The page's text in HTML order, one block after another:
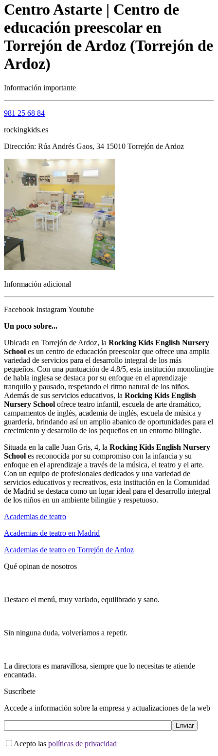
Centro Astarte | Centro de
educación preescolar en
Torrejón de Ardoz (Torrejón de
Ardoz)
Información importante
981 25 68 84
rockingkids.es
Dirección: Rúa Andrés Gaos, 34 15010 Torrejón de Ardoz
Información adicional
Facebook Instagram Youtube
Un poco sobre...
Ubicada en Torrejón de Ardoz, la Rocking Kids English Nursery
School es un centro de educación preescolar que ofrece una amplia
variedad de servicios para el desarrollo integral de los más
pequeños. Con una puntuación de 4.8/5, esta institución monolingüe
de habla inglesa se destaca por su enfoque en el aprendizaje
tranquilo y pausado, respetando el ritmo natural de los niños.
Además de sus servicios educativos, la Rocking Kids English
Nursery School ofrece teatro infantil, escuela de arte dramático,
campamentos de inglés, academia de inglés, escuela de música y
guardería, brindando así un amplio abanico de oportunidades para el
crecimiento y desarrollo de los pequeños en un entorno bilingüe.
Situada en la calle Juan Gris, 4, la Rocking Kids English Nursery
School es reconocida por su compromiso con la infancia y su
enfoque en el aprendizaje a través de la música, el teatro y el arte.
Con un equipo de profesionales dedicados y una variedad de
servicios educativos y recreativos, esta institución en la Comunidad
de Madrid se destaca como un lugar ideal para el desarrollo integral
de los niños en un ambiente bilingüe y respetuoso.
Academias de teatro
Academias de teatro en Madrid
Academias de teatro en Torrejón de Ardoz
Qué opinan de nosotros
Destaco el menú, muy variado, equilibrado y sano.
Sin ninguna duda, volveríamos a repetir.
La directora es maravillosa, siempre que lo necesitas te atiende
encantada.
Suscríbete
Accede a información sobre la empresa y actualizaciones de la web
Acepto las políticas de privacidad